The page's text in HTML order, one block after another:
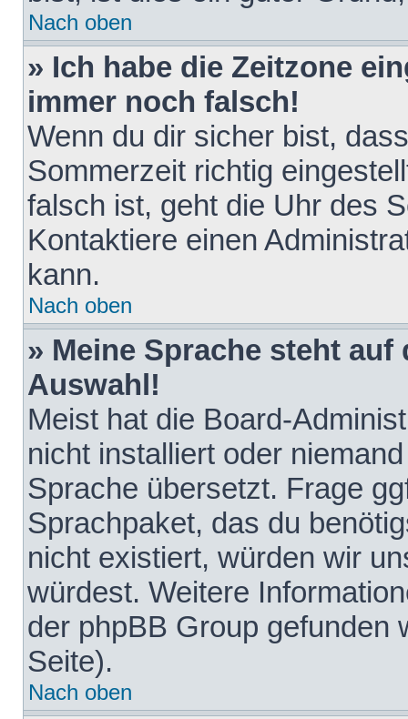
Nach oben
» Ich habe die Zeitzone
immer noch falsch!
Wenn du dir sicher bist,
Sommerzeit richtig
falsch ist, geht die Uhr des
Kontaktiere einen
kann.
Nach oben
» Meine Sprache steht
Auswahl!
Meist hat die Board-
nicht installiert oder
Sprache übersetzt. Frage
Sprachpaket, das du
nicht existiert, würden wir
würdest. Weitere
der phpBB Group gefunden
Seite).
Nach oben